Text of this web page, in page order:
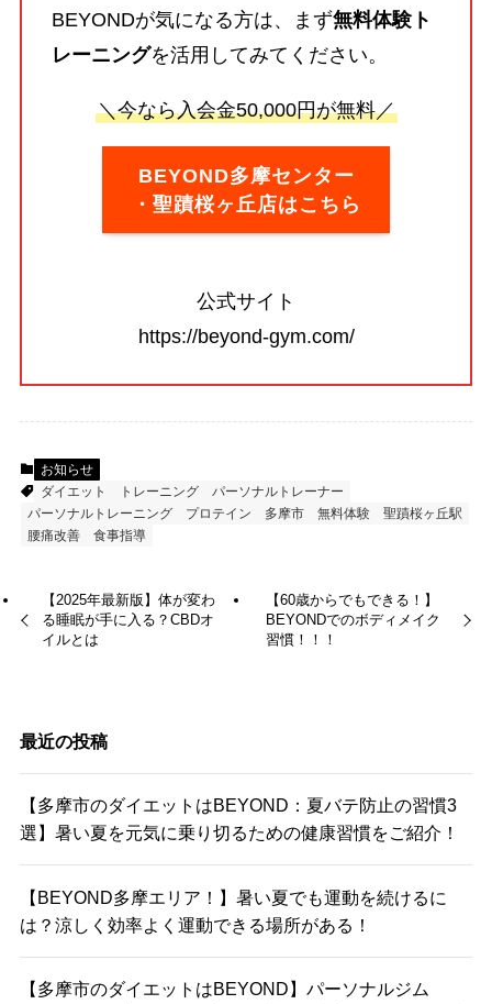
BEYONDが気になる方は、まず無料体験ト
レーニングを活用してみてください。
＼今なら入会金50,000円が無料／
BEYOND多摩センター
・聖蹟桜ヶ丘店はこちら
公式サイト
https://beyond-gym.com/
お知らせ
ダイエット
トレーニング
パーソナルトレーナー
パーソナルトレーニング
プロテイン 多摩市 無料体験
聖蹟桜ヶ丘駅
腰痛改善
食事指導
【2025年最新版】体が変わ
る睡眠が手に入る？CBDオ
イルとは
【60歳からでもできる！】
BEYONDでのボディメイク
習慣！！！
最近の投稿
【多摩市のダイエットはBEYOND：夏バテ防止の習慣3
選】暑い夏を元気に乗り切るための健康習慣をご紹介！
【BEYOND多摩エリア！】暑い夏でも運動を続けるに
は？涼しく効率よく運動できる場所がある！
【多摩市のダイエットはBEYOND】パーソナルジム